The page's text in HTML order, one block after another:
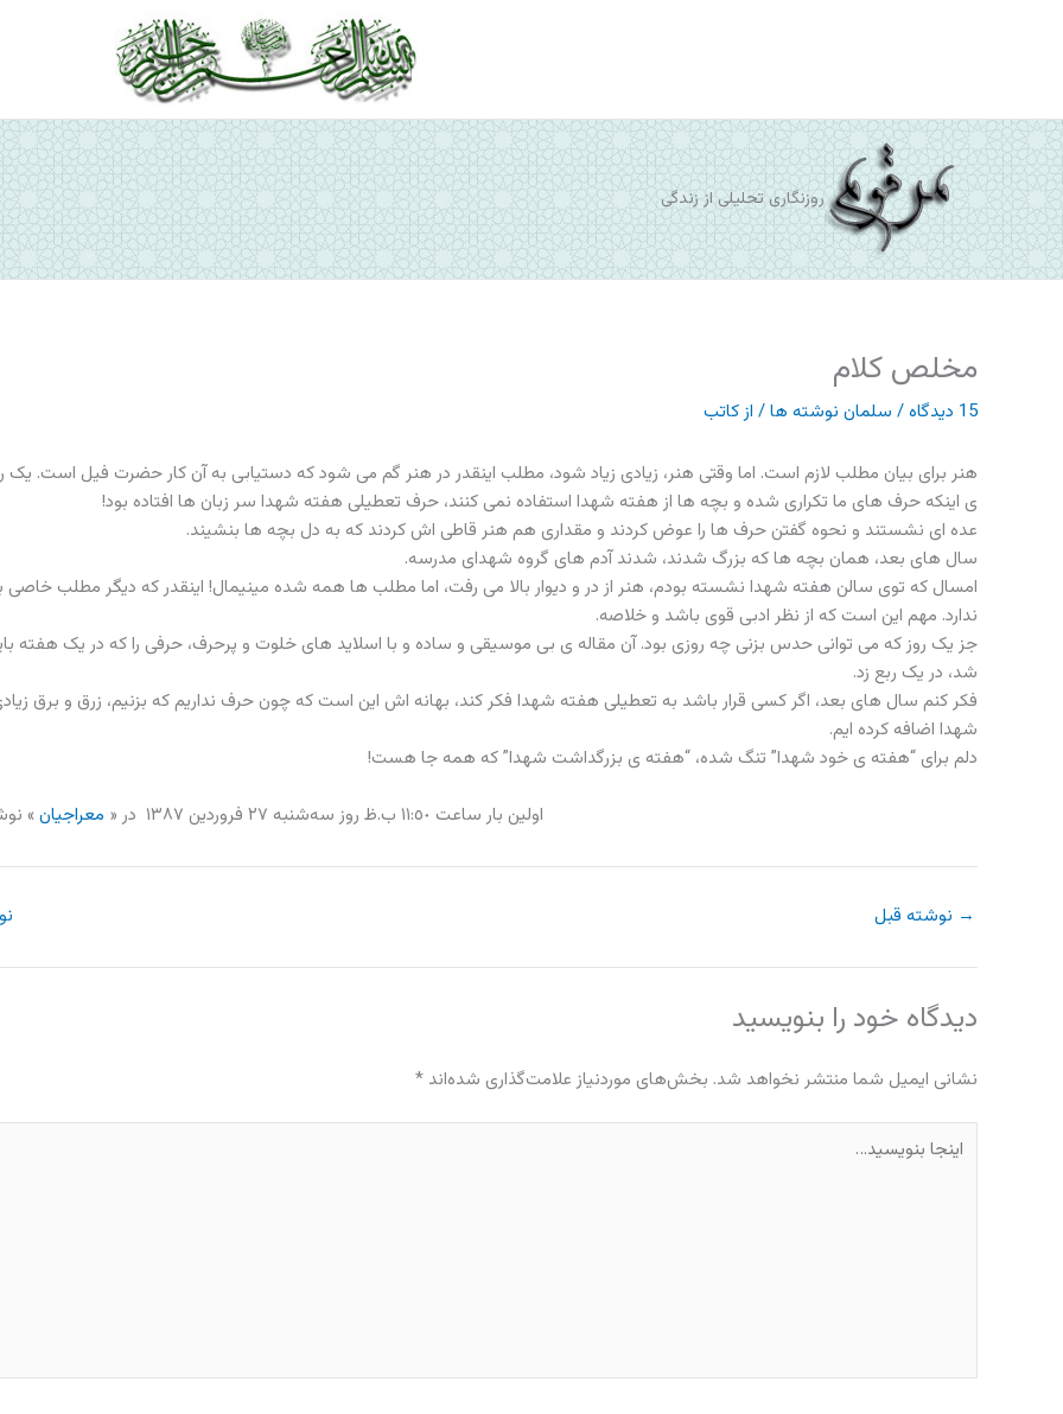
روزنگاری تحلیلی از زندگی
مخلص کلام
15 دیدگاه / سلمان نوشته ها/ ازکاتب
هنر برای بیان مطلب لازم است. اما وقتی هنر، زیادی زیاد شود، مطلب اینقدر در هنر گم می شود که دستیابی به آن کار حضرت فیل است. یک
ی اینکه حرف های ما تکراری شده و بچه ها از هفته شهدا استفاده نمی کنند، حرف تعطیلی هفته شهدا سر زبان ها افتاده بود!
عده ای نشستند و نحوه گفتن حرف ها را عوض کردند و مقداری هم هنر قاطی اش کردند که به دل بچه ها بنشیند.
سال های بعد، همان بچه ها که بزرگ شدند، شدند آدم های گروه شهدای مدرسه.
امسال که توی سالن هفته شهدا نشسته بودم، هنر از در و دیوار بالا می رفت، اما مطلب ها همه شده مینیمال! اینقدر که دیگر مطلب خاصی
ندارد. مهم این است که از نظر ادبی قوی باشد و خلاصه.
جز یک روز که می توانی حدس بزنی چه روزی بود. آن مقاله ی بی موسیقی و ساده و با اسلاید های خلوت و پرحرف، حرفی را که در یک هفته
شد، در یک ربع زد.
فکر کنم سال های بعد، اگر کسی قرار باشد به تعطیلی هفته شهدا فکر کند، بهانه اش این است که چون حرف نداریم که بزنیم، زرق و برق
شهدا اضافه کرده ایم.
دلم برای “هفته ی خود شهدا” تنگ شده، “هفته ی بزرگداشت شهدا” که همه جا هست!
اولین بار ساعت ۱۱:٥٠ ‎ب.ظ روز سه‌شنبه ٢٧ فروردین ۱۳۸٧ در « معراجیان»
→ نوشته قبل
دیدگاه‌ خود را بنویسید
نشانی ایمیل شما منتشر نخواهد شد. بخش‌های موردنیاز علامت‌گذاری شده‌اند *
بنویسید…